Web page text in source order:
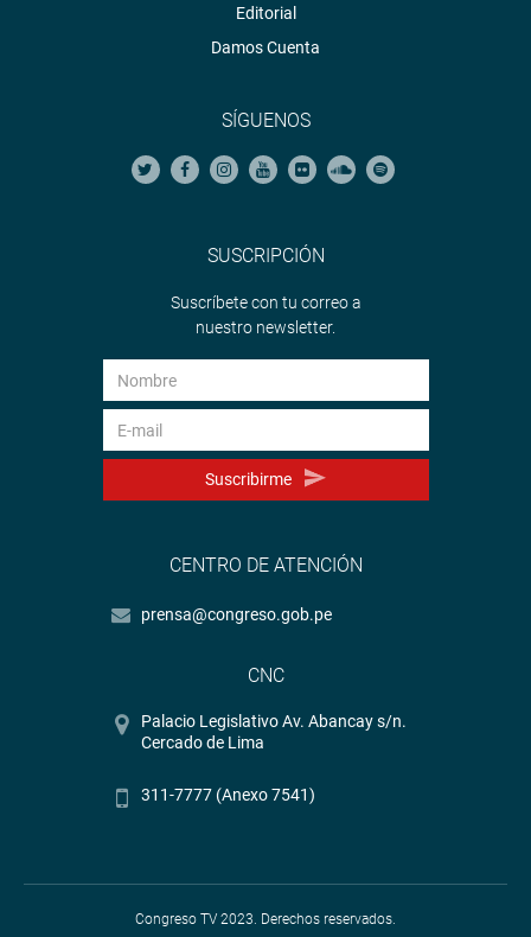
Editorial
Damos Cuenta
SÍGUENOS
SUSCRIPCIÓN
Suscríbete con tu correo a
nuestro newsletter.
Suscribirme
CENTRO DE ATENCIÓN
prensa@congreso.gob.pe
CNC
Palacio Legislativo Av. Abancay s/n.
Cercado de Lima
311-7777 (Anexo 7541)
Congreso TV 2023. Derechos reservados.